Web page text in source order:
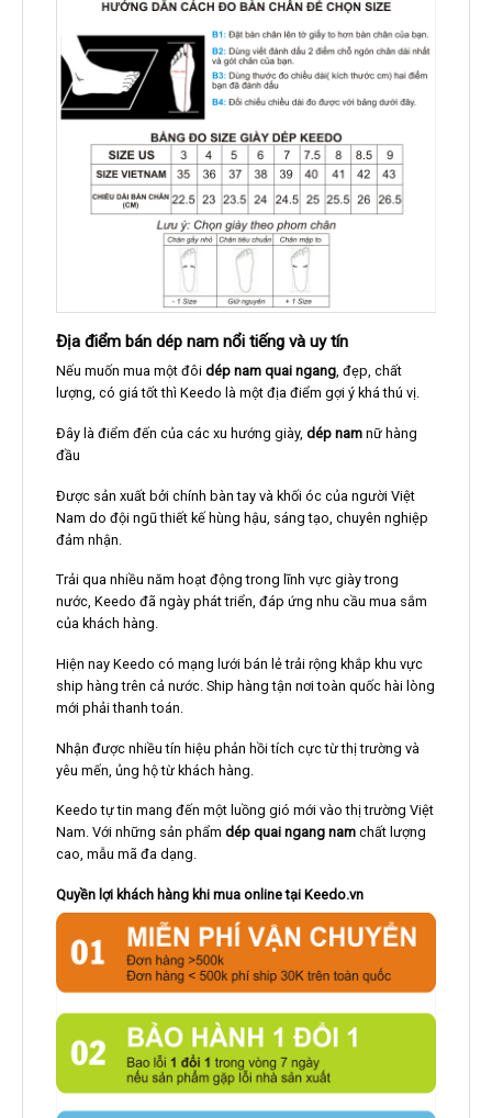
Địa điểm bán dép nam nổi tiếng và uy tín
Nếu muốn mua một đôi dép nam quai ngang, đẹp, chất
lượng, có giá tốt thì Keedo là một địa điểm gợi ý khá thú vị.
Đây là điểm đến của các xu hướng giày, dép namnữ hàng
đầu
Được sản xuất bởi chính bàn tay và khối óc của người Việt
Nam do đội ngũ thiết kế hùng hậu, sáng tạo, chuyên nghiệp
đảm nhận.
Trải qua nhiều năm hoạt động trong lĩnh vực giày trong
nước, Keedo đã ngày phát triển, đáp ứng nhu cầu mua sắm
của khách hàng.
Hiện nay Keedo có mạng lưới bán lẻ trải rộng khắp khu vực
ship hàng trên cả nước. Ship hàng tận nơi toàn quốc hài lòng
mới phải thanh toán.
Nhận được nhiều tín hiệu phản hồi tích cực từ thị trường và
yêu mến, ủng hộ từ khách hàng.
Keedo tự tin mang đến một luồng gió mới vào thị trường Việt
Nam. Với những sản phẩm dép quai ngang namchất lượng
cao, mẫu mã đa dạng.
Quyền lợi khách hàng khi mua online tại Keedo.vn